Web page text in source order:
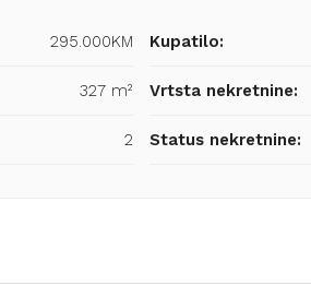
295.000KM
327 m²
2
Kupatilo:
Vrtsta nekretnine:
Status nekretnine: